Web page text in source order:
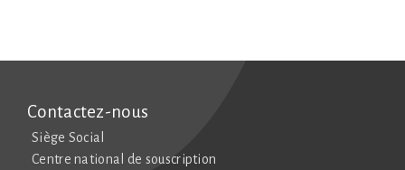
Contactez-nous
Siège Social
Centre national de souscription